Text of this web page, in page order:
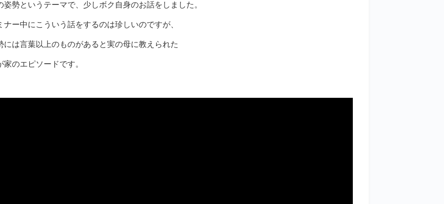
姿勢というテーマで、少しボク自身のお話をしました。
ナー中にこういう話をするのは珍しいのですが、
には言葉以上のものがあると実の母に教えられた
家のエピソードです。